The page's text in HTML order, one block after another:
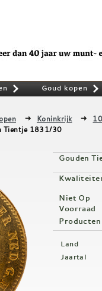
Goud kopen
Koninkrijk
Tientje 1831/30
Gouden
Niet Op
Voorraad
Land
Jaartal